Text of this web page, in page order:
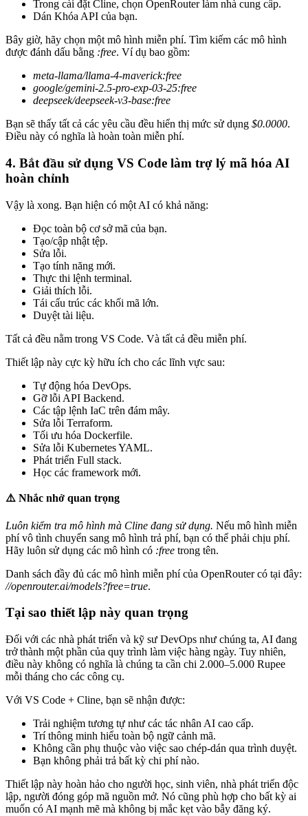
Trong cài đặt Cline, chọn OpenRouter làm nhà cung cấp.
Dán Khóa API của bạn.
Bây giờ, hãy chọn một mô hình miễn phí. Tìm kiếm các mô hình
được đánh dấu bằng :free. Ví dụ bao gồm:
meta-llama/llama-4-maverick:free
google/gemini-2.5-pro-exp-03-25:free
deepseek/deepseek-v3-base:free
Bạn sẽ thấy tất cả các yêu cầu đều hiển thị mức sử dụng $0.0000.
Điều này có nghĩa là hoàn toàn miễn phí.
4. Bắt đầu sử dụng VS Code làm trợ lý mã hóa AI
hoàn chỉnh
Vậy là xong. Bạn hiện có một AI có khả năng:
Đọc toàn bộ cơ sở mã của bạn.
Tạo/cập nhật tệp.
Sửa lỗi.
Tạo tính năng mới.
Thực thi lệnh terminal.
Giải thích lỗi.
Tái cấu trúc các khối mã lớn.
Duyệt tài liệu.
Tất cả đều nằm trong VS Code. Và tất cả đều miễn phí.
Thiết lập này cực kỳ hữu ích cho các lĩnh vực sau:
Tự động hóa DevOps.
Gỡ lỗi API Backend.
Các tập lệnh IaC trên đám mây.
Sửa lỗi Terraform.
Tối ưu hóa Dockerfile.
Sửa lỗi Kubernetes YAML.
Phát triển Full stack.
Học các framework mới.
⚠️ Nhắc nhở quan trọng
Luôn kiểm tra mô hình mà Cline đang sử dụng. Nếu mô hình miễn
phí vô tình chuyển sang mô hình trả phí, bạn có thể phải chịu phí.
Hãy luôn sử dụng các mô hình có :free trong tên.
Danh sách đầy đủ các mô hình miễn phí của OpenRouter có tại đây:
//openrouter.ai/models?free=true.
Tại sao thiết lập này quan trọng
Đối với các nhà phát triển và kỹ sư DevOps như chúng ta, AI đang
trở thành một phần của quy trình làm việc hàng ngày. Tuy nhiên,
điều này không có nghĩa là chúng ta cần chi 2.000–5.000 Rupee
mỗi tháng cho các công cụ.
Với VS Code + Cline, bạn sẽ nhận được:
Trải nghiệm tương tự như các tác nhân AI cao cấp.
Trí thông minh hiểu toàn bộ ngữ cảnh mã.
Không cần phụ thuộc vào việc sao chép-dán qua trình duyệt.
Bạn không phải trả bất kỳ chi phí nào.
Thiết lập này hoàn hảo cho người học, sinh viên, nhà phát triển độc
lập, người đóng góp mã nguồn mở. Nó cũng phù hợp cho bất kỳ ai
muốn có AI mạnh mẽ mà không bị mắc kẹt vào bẫy đăng ký.